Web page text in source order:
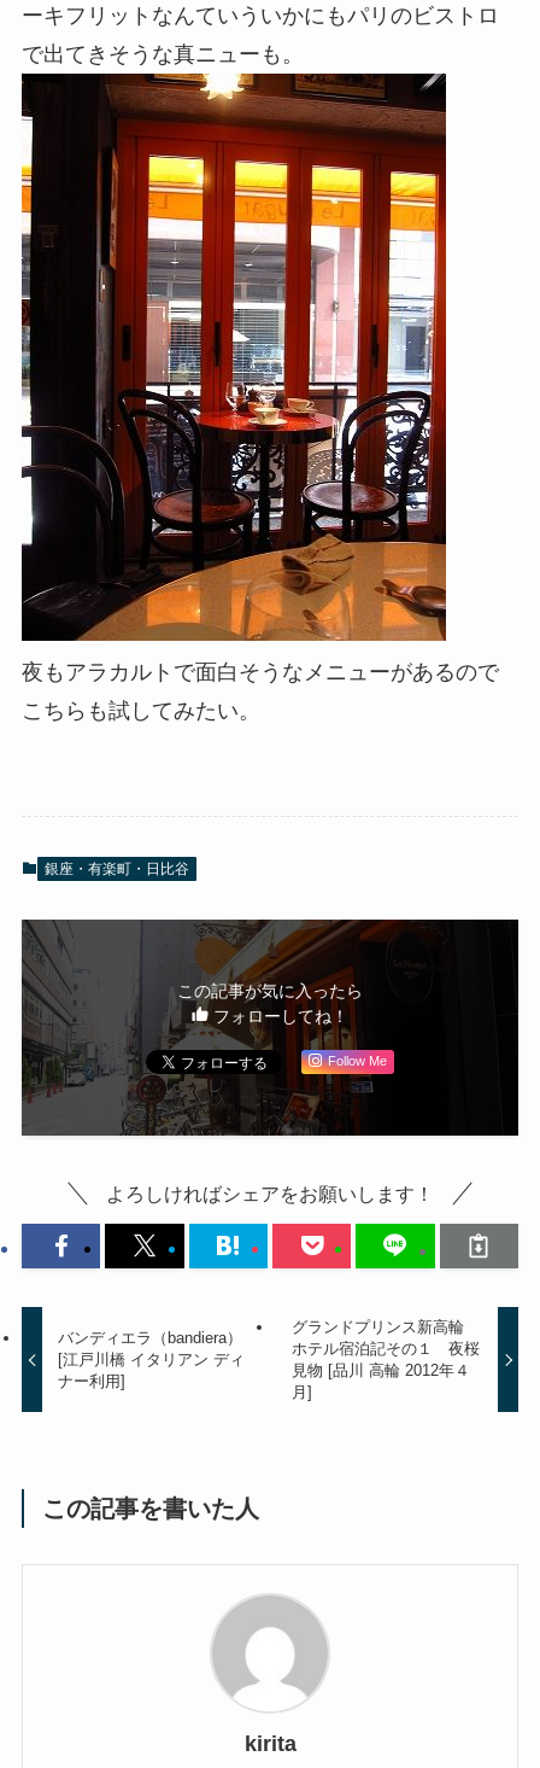
ーキフリットなんていういかにもパリのビストロ
で出てきそうな真ニューも。
夜もアラカルトで面白そうなメニューがあるので
こちらも試してみたい。
銀座・有楽町・日比谷
この記事が気に入ったら
フォローしてね！
Follow Me
よろしければシェアをお願いします！
バンディエラ（bandiera）
[江戸川橋 イタリアン ディ
ナー利用]
グランドプリンス新高輪
ホテル宿泊記その１ 夜桜
見物 [品川 高輪 2012年４
月]
この記事を書いた人
kirita